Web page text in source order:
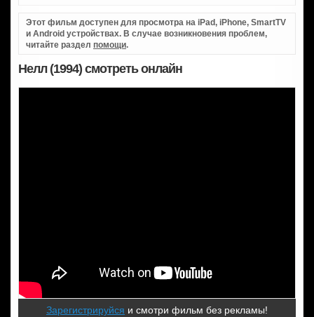
Этот фильм доступен для просмотра на iPad, iPhone, SmartTV
и Android устройствах. В случае возникновения проблем,
читайте раздел помощи.
Нелл (1994) смотреть онлайн
Зарегистрируйся и смотри фильм без рекламы!